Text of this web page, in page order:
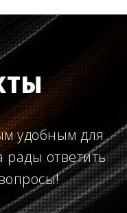
удобным для
рады ответить